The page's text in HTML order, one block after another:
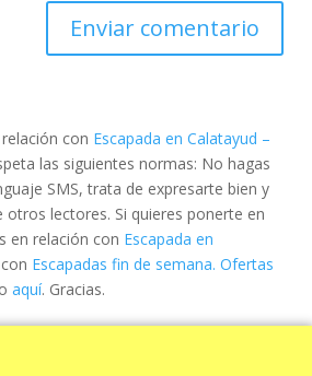
con Escapada en Calatayud –
las siguientes normas: No hagas
SMS, trata de expresarte bien y
lectores. Si quieres ponerte en
en relación con Escapada en
Escapadas fin de semana. Ofertas
aquí. Gracias.